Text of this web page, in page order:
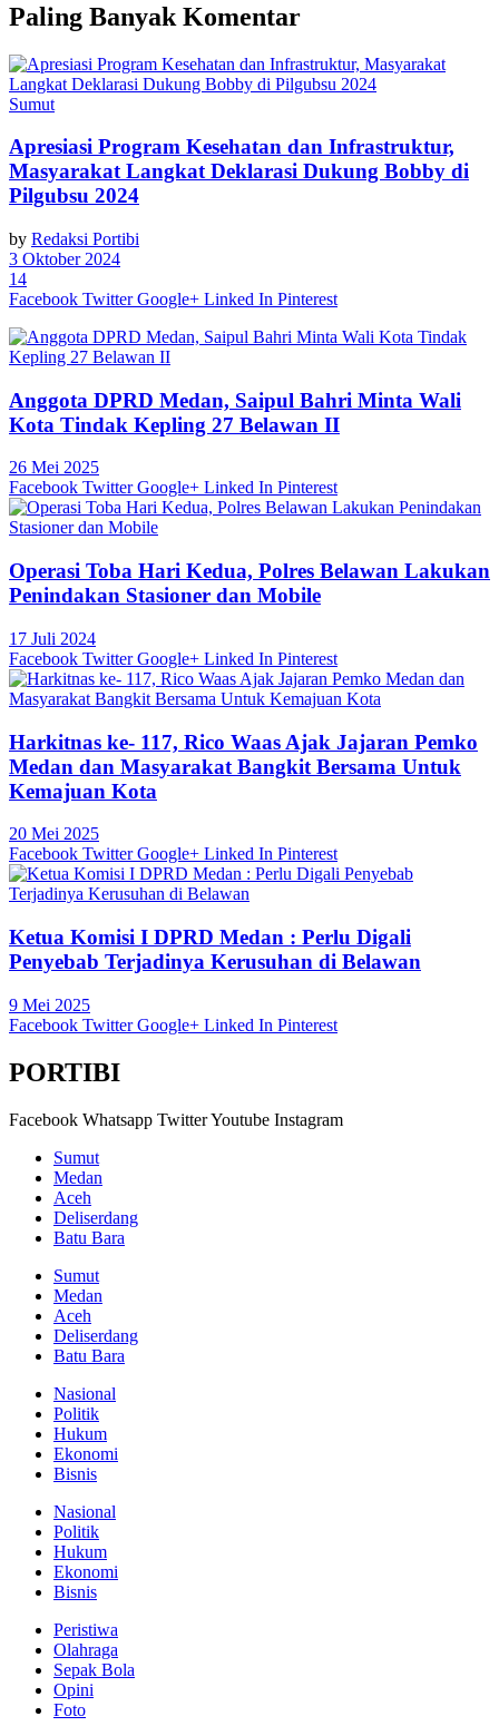
Paling Banyak Komentar
Sumut
Apresiasi Program Kesehatan dan Infrastruktur,
Masyarakat Langkat Deklarasi Dukung Bobby di
Pilgubsu 2024
by Redaksi Portibi
3 Oktober 2024
14
Facebook Twitter Google+ Linked In Pinterest
Anggota DPRD Medan, Saipul Bahri Minta Wali
Kota Tindak Kepling 27 Belawan II
26 Mei 2025
Facebook Twitter Google+ Linked In Pinterest
Operasi Toba Hari Kedua, Polres Belawan Lakukan
Penindakan Stasioner dan Mobile
17 Juli 2024
Facebook Twitter Google+ Linked In Pinterest
Harkitnas ke- 117, Rico Waas Ajak Jajaran Pemko
Medan dan Masyarakat Bangkit Bersama Untuk
Kemajuan Kota
20 Mei 2025
Facebook Twitter Google+ Linked In Pinterest
Ketua Komisi I DPRD Medan : Perlu Digali
Penyebab Terjadinya Kerusuhan di Belawan
9 Mei 2025
Facebook Twitter Google+ Linked In Pinterest
PORTIBI
Facebook Whatsapp TwitterYoutube Instagram
Sumut
Medan
Aceh
Deliserdang
Batu Bara
Sumut
Medan
Aceh
Deliserdang
Batu Bara
Nasional
Politik
Hukum
Ekonomi
Bisnis
Nasional
Politik
Hukum
Ekonomi
Bisnis
Peristiwa
Olahraga
Sepak Bola
Opini
Foto